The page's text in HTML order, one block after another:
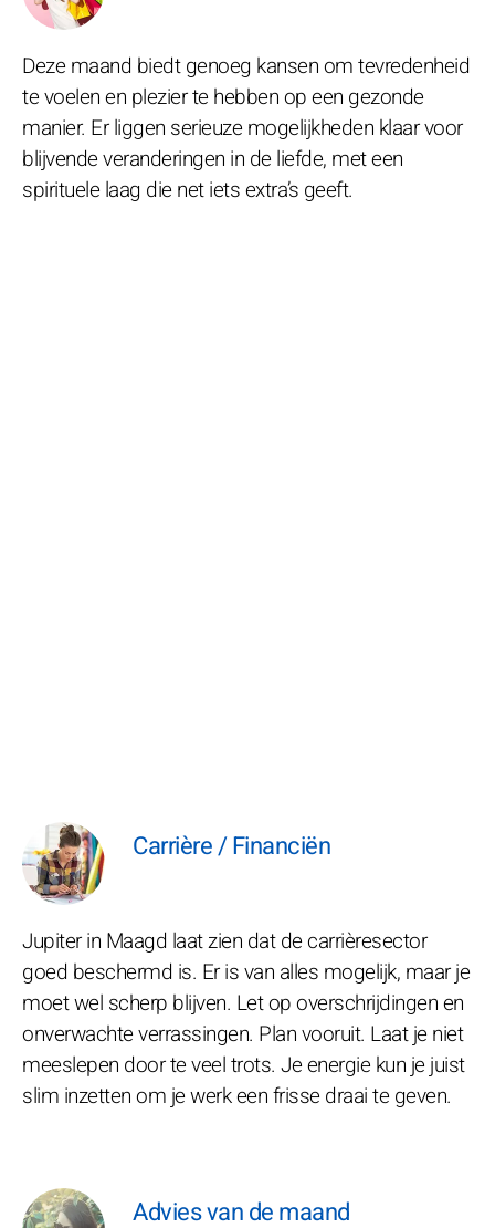
Deze maand biedt genoeg kansen om tevredenheid
te voelen en plezier te hebben op een gezonde
manier. Er liggen serieuze mogelijkheden klaar voor
blijvende veranderingen in de liefde, met een
spirituele laag die net iets extra’s geeft.
Carrière / Financiën
Jupiter in Maagd laat zien dat de carrièresector
goed beschermd is. Er is van alles mogelijk, maar je
moet wel scherp blijven. Let op overschrijdingen en
onverwachte verrassingen. Plan vooruit. Laat je niet
meeslepen door te veel trots. Je energie kun je juist
slim inzetten om je werk een frisse draai te geven.
Advies van de maand